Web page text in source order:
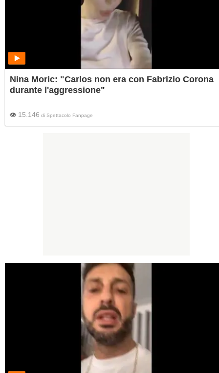
Nina Moric: "Carlos non era con Fabrizio Corona
durante l'aggressione"
15.146 di Spettacolo Fanpage